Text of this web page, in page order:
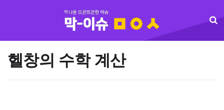
헬창의 수학 계산